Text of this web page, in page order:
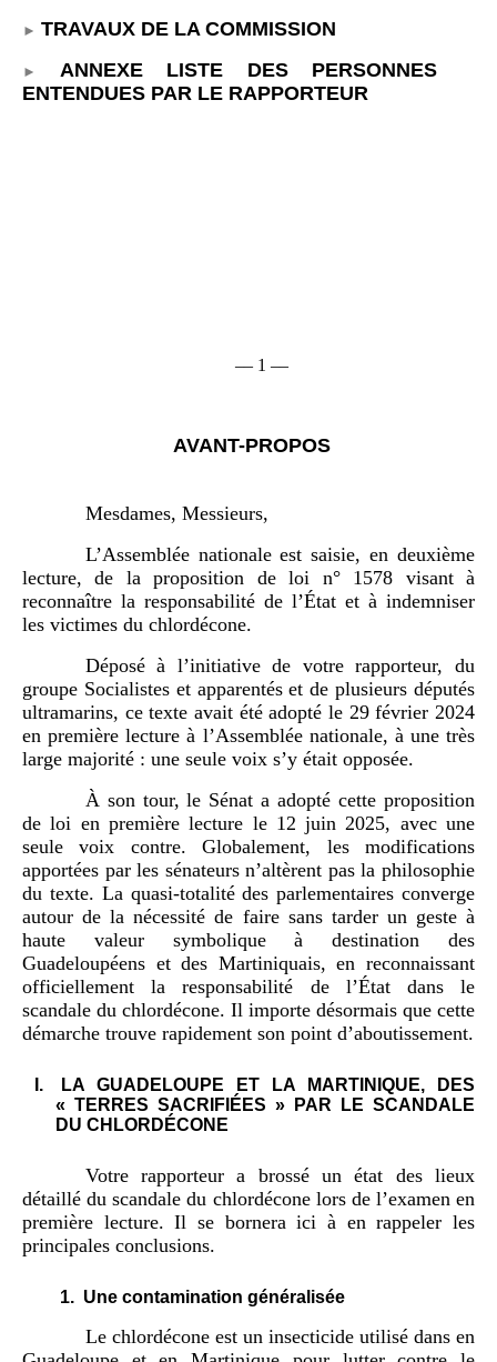
TRAVAUX DE LA COMMISSION
ANNEXE LISTE DES PERSONNES
ENTENDUES PAR LE RAPPORTEUR
–– 1 ––
AVANT-PROPOS
Mesdames, Messieurs,
L’Assemblée nationale est saisie, en deuxième
lecture, de la proposition de loi n° 1578 visant à
reconnaître la responsabilité de l’État et à indemniser
les victimes du chlordécone.
Déposé à l’initiative de votre rapporteur, du
groupe Socialistes et apparentés et de plusieurs députés
ultramarins, ce texte avait été adopté le 29 février 2024
en première lecture à l’Assemblée nationale, à une très
large majorité : une seule voix s’y était opposée.
À son tour, le Sénat a adopté cette proposition
de loi en première lecture le 12 juin 2025, avec une
seule voix contre. Globalement, les modifications
apportées par les sénateurs n’altèrent pas la philosophie
du texte. La quasi-totalité des parlementaires converge
autour de la nécessité de faire sans tarder un geste à
haute valeur symbolique à destination des
Guadeloupéens et des Martiniquais, en reconnaissant
officiellement la responsabilité de l’État dans le
scandale du chlordécone. Il importe désormais que cette
démarche trouve rapidement son point d’aboutissement.
I.
LA GUADELOUPE ET LA MARTINIQUE, DES
« TERRES SACRIFIÉES » PAR LE SCANDALE
DU CHLORDÉCONE
Votre rapporteur a brossé un état des lieux
détaillé du scandale du chlordécone lors de l’examen en
première lecture. Il se bornera ici à en rappeler les
principales conclusions.
1. Une contamination généralisée
Le chlordécone est un insecticide utilisé dans en